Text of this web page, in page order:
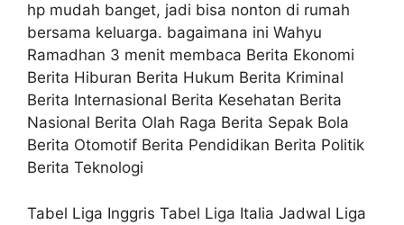
hp mudah banget, jadi bisa nonton di rumah
bersama keluarga. bagaimana ini Wahyu
Ramadhan 3 menit membaca Berita Ekonomi
Berita Hiburan Berita Hukum Berita Kriminal
Berita Internasional Berita Kesehatan Berita
Nasional Berita Olah Raga Berita Sepak Bola
Berita Otomotif Berita Pendidikan Berita Politik
Berita Teknologi
Tabel Liga Inggris Tabel Liga Italia Jadwal Liga